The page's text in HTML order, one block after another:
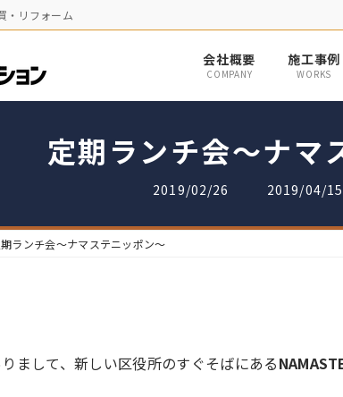
・リフォーム
会社概要
COMPANY
施工事例
WORKS
定期ランチ会〜ナマ
2019/02/26 最
終
日
2019/04/15
ランチ会〜ナマステニッポン〜
まして、新しい区役所のすぐそばにある